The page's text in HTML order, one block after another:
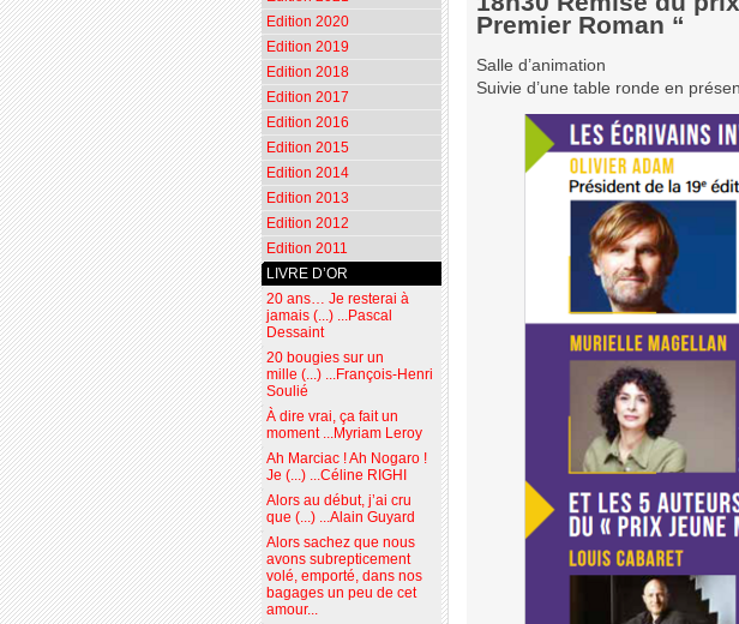
Premier Roman “
Salle d’animation
Suivie d’une table ronde en
Edition 2020
Edition 2019
Edition 2018
Edition 2017
Edition 2016
Edition 2015
Edition 2014
Edition 2013
Edition 2012
Edition 2011
LIVRE D’OR
20 ans… Je resterai à
jamais (...) ...Pascal
Dessaint
20 bougies sur un
mille (...) ...François-Henri
Soulié
À dire vrai, ça fait un
moment ...Myriam Leroy
Ah Marciac ! Ah Nogaro !
Je (...) ...Céline RIGHI
Alors au début, j’ai cru
que (...) ...Alain Guyard
Alors sachez que nous
avons subrepticement
volé, emporté, dans nos
bagages un peu de cet
amour...